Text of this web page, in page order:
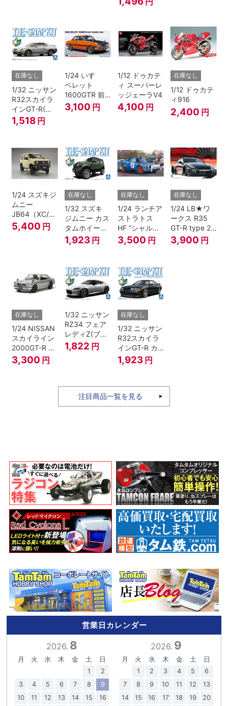
在庫なし
1/32 ニッサン
R32スカイラ
インGT-R(ス
パークシルバ
ー)
1,518 円
1/24 いすゞ
ベレット
1600GTR 前
期型（1969）
3,100 円
1/12 ドゥカテ
ィ スーパーレ
ッジェーラV4
4,100 円
在庫なし
1/12 ドゥカテ
ィ916
2,400 円
1/24 スズキジ
ムニー
JB64（XC/シ
フォンアイボ
リーメタリッ
5,400 円
在庫なし
1/32 スズキ
ジムニー カス
タムホイール
(ジャングルグ
リーン)
1,923 円
在庫なし
1/24 ランチア
ストラトス
HF “シャルド
ネ”
3,500 円
在庫なし
1/24 LB★ワ
ークス R35
GT-R type 2
Ver.2
3,900 円
在庫なし
1/24 NISSAN
スカイライン
2000GT-R ス
トリートカス
タム
3,300 円
1/32 ニッサン
RZ34 フェア
レディZ(ブリ
リアントシル
バー)
1,822 円
在庫なし
1/32 ニッサン
R32スカイラ
インGT-R カ
スタムホイー
ル(ブラックパ
ク)
1,923 円
注目商品一覧を見る
営業日カレンダー
2026. 8
月 火 水 木 金 土
日
1
2
3
4 5 6 7 8
9
10
11 12 13 14 15
16
2026. 9
月 火 水 木 金 土
日
1
2 3 4 5
6
7
8 9 10 11 12
13
14
15 16 17 18 19
20